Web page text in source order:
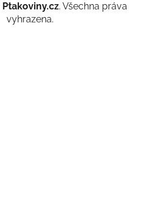
Ptakoviny.cz. Všechna práva
vyhrazena.